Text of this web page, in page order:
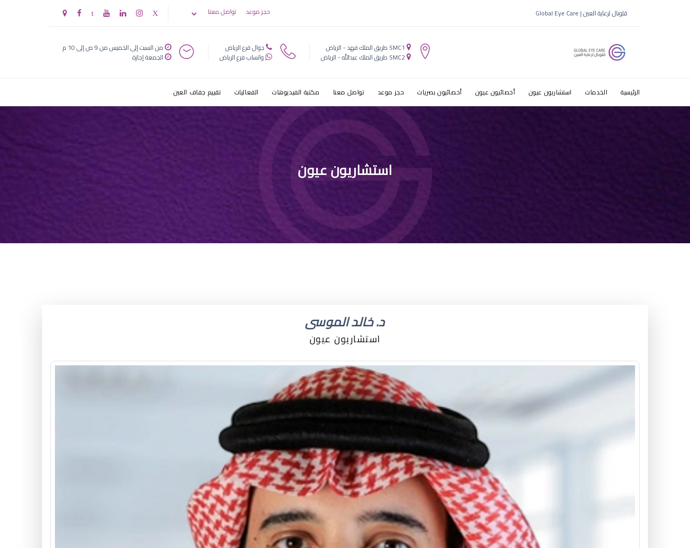
قلوبال لرعاية العين | Global Eye Care حجز موعد تواصل معنا
SMC1 طريق الملك فهد - الرياض
SMC2 طريق الملك عبدالله - الرياض
جوال فرع الرياض
واتساب فرع الرياض
من السبت إلى الخميس من 9 ص إلى 10 م
الجمعة إجازة
الرئيسية الخدمات استشاريون عيون أخصائيون عيون أخصائيون بصريات حجز موعد تواصل معنا مكتبة الفيديوهات الفعاليات تقييم جفاف العين
استشاريون عيون
د. خالد الموسى
استشاريون عيون